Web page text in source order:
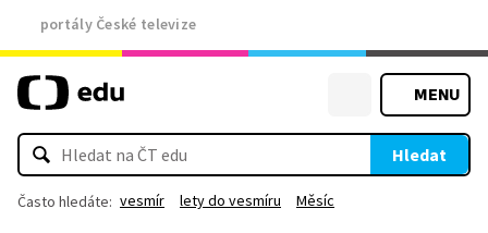
portály České televize
MENU
Hledat
Často hledáte: vesmír lety do vesmíru Měsíc